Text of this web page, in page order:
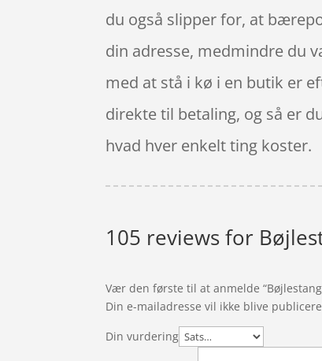
du også slipper for, at
din adresse, medmindre du
med at stå i kø i en butik er
direkte til betaling, og så er
hvad hver enkelt ting koster.
105 reviews for
Vær den første til at anmelde
Din e-mailadresse vil ikke blive
Din vurdering